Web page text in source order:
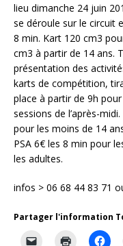
lieu dimanche 24 juin
se déroule sur le circuit
8 min. Kart 120 cm3
cm3 à partir de 14 ans.
présentation des
karts de compétition,
place à partir de 9h
sessions de l’après-
pour les moins de 14
PSA 6€ les 8 min pour
les adultes.
infos > 06 68 44 83 71
Partager l'information